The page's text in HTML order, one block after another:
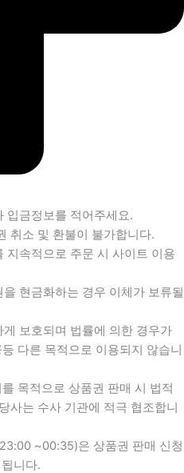
입금정보를 적어주세요.
취소 및 환불이 불가합니다.
지속적으로 주문 시 사이트 이용
현금화하는 경우 이체가 보류될
보호되며 법률에 의한 경우가
다른 목적으로 이용되지 않습니
목적으로 상품권 판매 시 법적
사는 수사 기관에 적극 협조합니
~00:35)은 상품권 판매 신청
니다.